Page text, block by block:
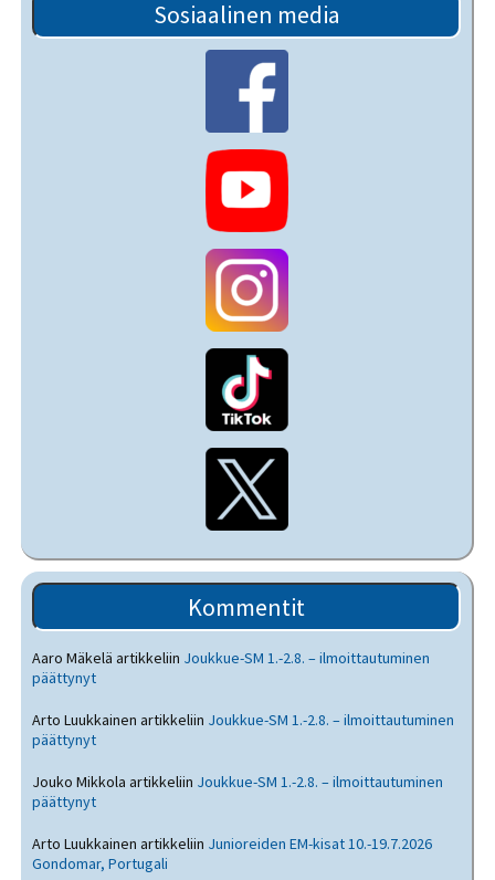
Sosiaalinen media
Kommentit
Aaro Mäkelä artikkeliin Joukkue-SM 1.-2.8. – ilmoittautuminen
päättynyt
Arto Luukkainen artikkeliin Joukkue-SM 1.-2.8. – ilmoittautuminen
päättynyt
Jouko Mikkola artikkeliin Joukkue-SM 1.-2.8. – ilmoittautuminen
päättynyt
Arto Luukkainen artikkeliin Junioreiden EM-kisat 10.-19.7.2026
Gondomar, Portugali